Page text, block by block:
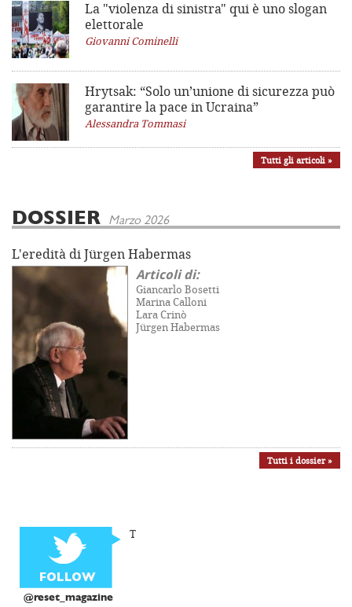
La "violenza di sinistra" qui è uno slogan
elettorale
Giovanni Cominelli
Hrytsak: “Solo un’unione di sicurezza può
garantire la pace in Ucraina”
Alessandra Tommasi
Tutti gli articoli »
DOSSIER Marzo 2026
L'eredità di Jürgen Habermas
Articoli di:
Giancarlo Bosetti
Marina Calloni
Lara Crinò
Jürgen Habermas
Tutti i dossier »
@reset_magazine
T